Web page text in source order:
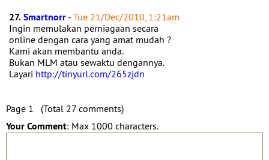
27.Smartnorr - Tue 21/Dec/2010, 1:21am
Ingin memulakan perniagaan secara
online dengan cara yang amat mudah ?
Kami akan membantu anda.
Bukan MLM atau sewaktu dengannya.
Layari http://tinyurl.com/265zjdn
Page 1 (Total 27 comments)
Your Comment: Max 1000 characters.